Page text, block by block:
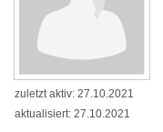
zuletzt aktiv: 27.10.2021
aktualisiert: 27.10.2021